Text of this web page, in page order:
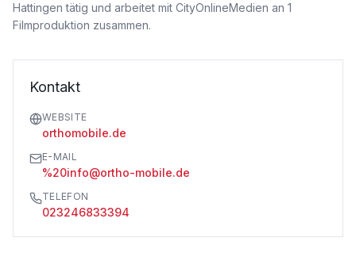
Hattingen tätig und arbeitet mit CityOnlineMedien an 1
Filmproduktion zusammen.
Kontakt
WEBSITE
orthomobile.de
E-MAIL
%20info@ortho-mobile.de
TELEFON
023246833394